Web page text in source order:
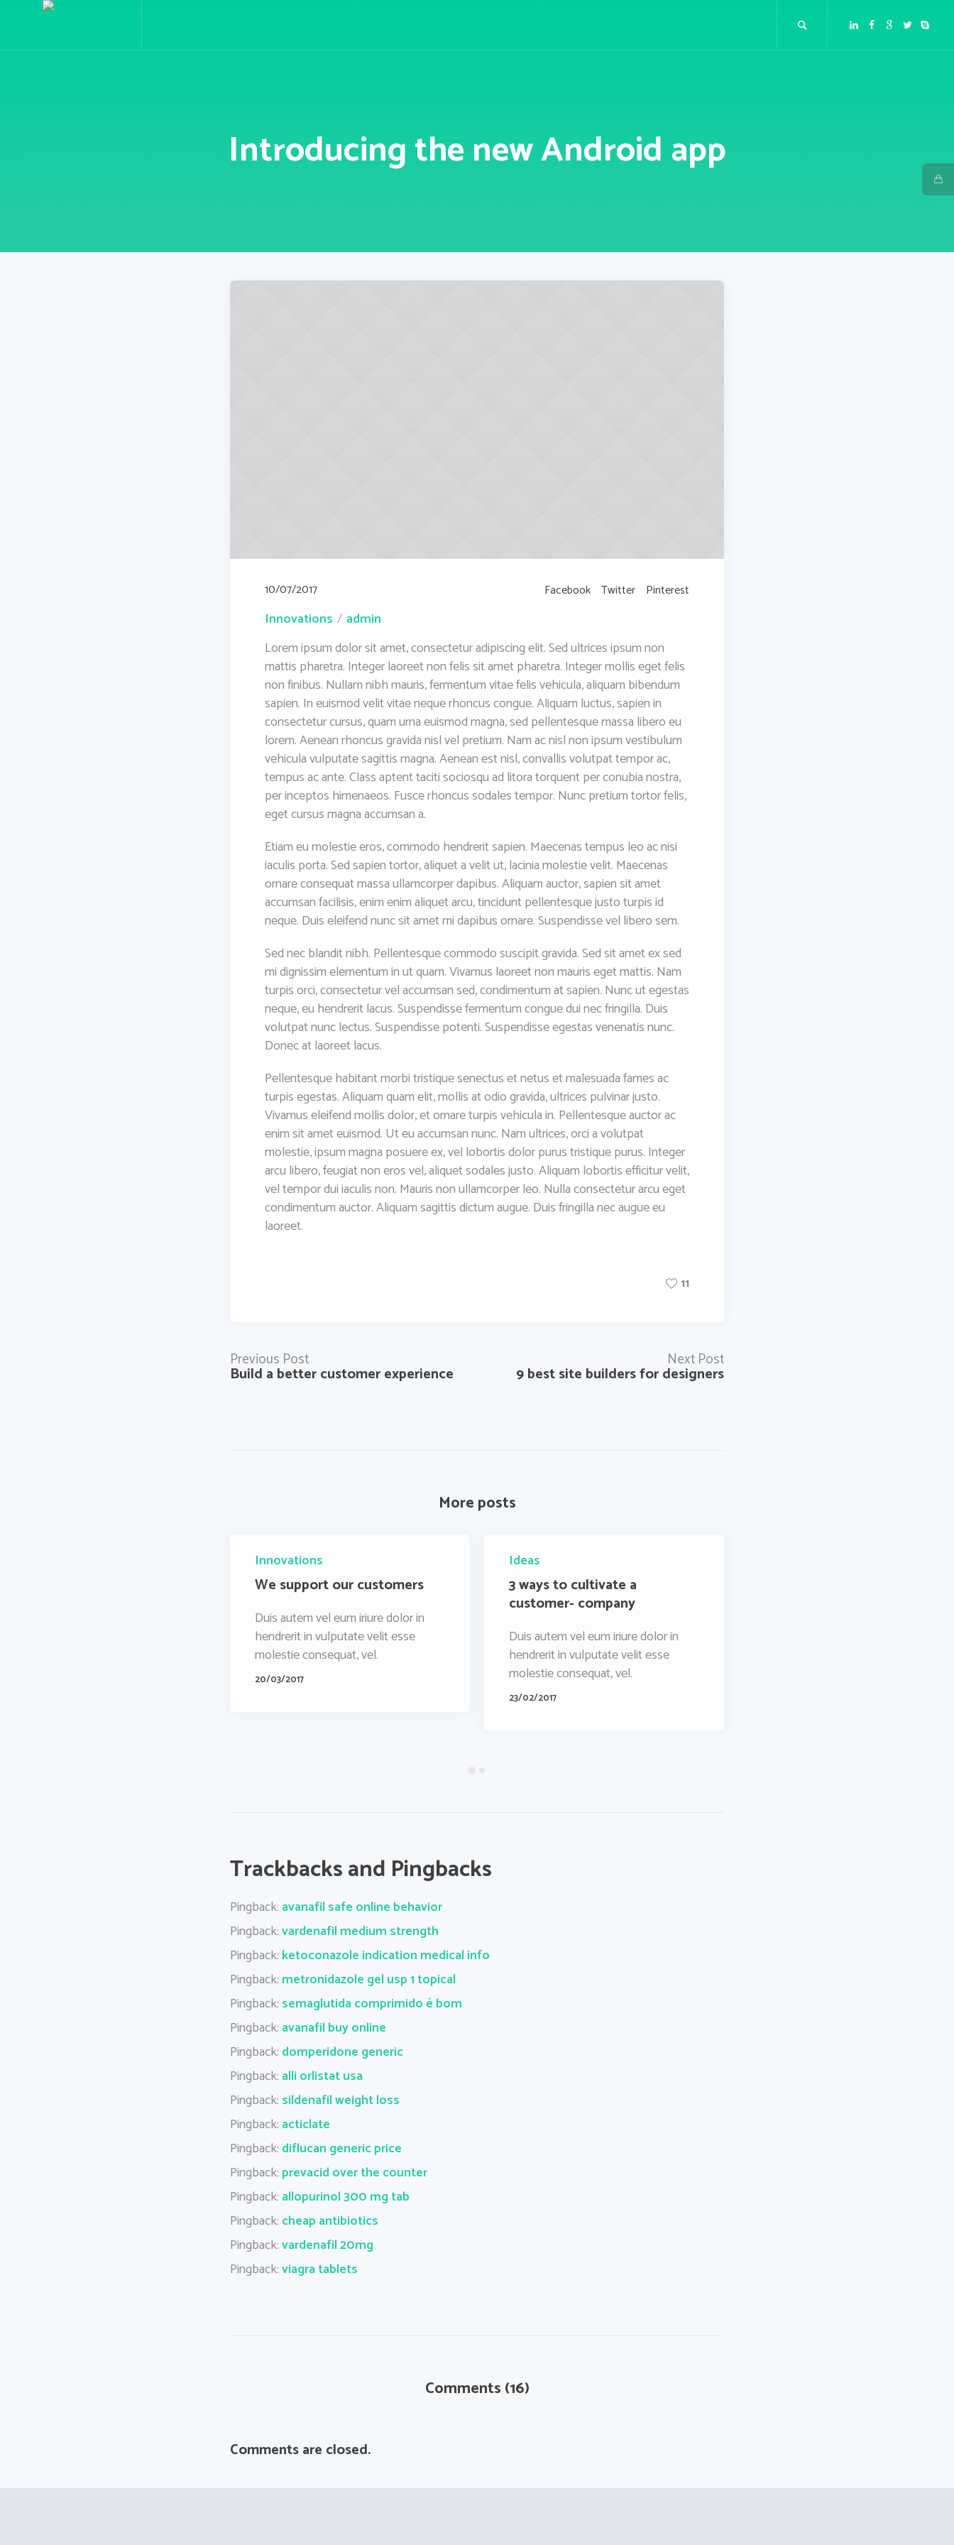
Introducing the new Android app
10/07/2017 Facebook Twitter Pinterest
Innovations
admin
Lorem ipsum dolor sit amet, consectetur adipiscing elit. Sed ultrices ipsum non
mattis pharetra. Integer laoreet non felis sit amet pharetra. Integer mollis eget felis
non finibus. Nullam nibh mauris, fermentum vitae felis vehicula, aliquam bibendum
sapien. In euismod velit vitae neque rhoncus congue. Aliquam luctus, sapien in
consectetur cursus, quam urna euismod magna, sed pellentesque massa libero eu
lorem. Aenean rhoncus gravida nisl vel pretium. Nam ac nisl non ipsum vestibulum
vehicula vulputate sagittis magna. Aenean est nisl, convallis volutpat tempor ac,
tempus ac ante. Class aptent taciti sociosqu ad litora torquent per conubia nostra,
per inceptos himenaeos. Fusce rhoncus sodales tempor. Nunc pretium tortor felis,
eget cursus magna accumsan a.
Etiam eu molestie eros, commodo hendrerit sapien. Maecenas tempus leo ac nisi
iaculis porta. Sed sapien tortor, aliquet a velit ut, lacinia molestie velit. Maecenas
ornare consequat massa ullamcorper dapibus. Aliquam auctor, sapien sit amet
accumsan facilisis, enim enim aliquet arcu, tincidunt pellentesque justo turpis id
neque. Duis eleifend nunc sit amet mi dapibus ornare. Suspendisse vel libero sem.
Sed nec blandit nibh. Pellentesque commodo suscipit gravida. Sed sit amet ex sed
mi dignissim elementum in ut quam. Vivamus laoreet non mauris eget mattis. Nam
turpis orci, consectetur vel accumsan sed, condimentum at sapien. Nunc ut egestas
neque, eu hendrerit lacus. Suspendisse fermentum congue dui nec fringilla. Duis
volutpat nunc lectus. Suspendisse potenti. Suspendisse egestas venenatis nunc.
Donec at laoreet lacus.
Pellentesque habitant morbi tristique senectus et netus et malesuada fames ac
turpis egestas. Aliquam quam elit, mollis at odio gravida, ultrices pulvinar justo.
Vivamus eleifend mollis dolor, et ornare turpis vehicula in. Pellentesque auctor ac
enim sit amet euismod. Ut eu accumsan nunc. Nam ultrices, orci a volutpat
molestie, ipsum magna posuere ex, vel lobortis dolor purus tristique purus. Integer
arcu libero, feugiat non eros vel, aliquet sodales justo. Aliquam lobortis efficitur velit,
vel tempor dui iaculis non. Mauris non ullamcorper leo. Nulla consectetur arcu eget
condimentum auctor. Aliquam sagittis dictum augue. Duis fringilla nec augue eu
laoreet.
11
Build a better customer experience
Previous Post
9 best site builders for designers
Next Post
More posts
Innovations
We support our customers
Duis autem vel eum iriure dolor in
hendrerit in vulputate velit esse
molestie consequat, vel.
20/03/2017
Ideas
3 ways to cultivate a
customer- company
Duis autem vel eum iriure dolor in
hendrerit in vulputate velit esse
molestie consequat, vel.
23/02/2017
Trackbacks and Pingbacks
Pingback: avanafil safe online behavior
Pingback:vardenafil medium strength
Pingback: ketoconazole indication medical info
Pingback: metronidazole gel usp 1 topical
Pingback: semaglutida comprimido é bom
Pingback: avanafil buy online
Pingback: domperidone generic
Pingback: alli orlistat usa
Pingback: sildenafil weight loss
Pingback: acticlate
Pingback: diflucan generic price
Pingback: prevacid over the counter
Pingback: allopurinol 300 mg tab
Pingback: cheap antibiotics
Pingback:vardenafil 20mg
Pingback:viagra tablets
Comments (16)
Comments are closed.